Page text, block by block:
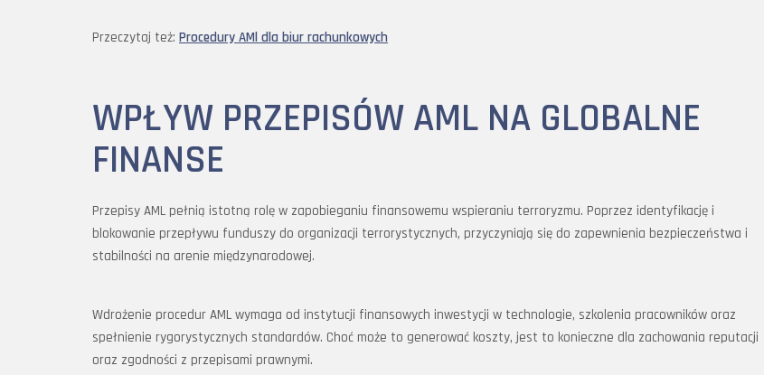
Przeczytaj też: Procedury AMl dla biur rachunkowych
WPŁYW PRZEPISÓW AML NA GLOBALNE
FINANSE
Przepisy AML pełnią istotną rolę w zapobieganiu finansowemu wspieraniu terroryzmu. Poprzez identyfikację i
blokowanie przepływu funduszy do organizacji terrorystycznych, przyczyniają się do zapewnienia bezpieczeństwa i
stabilności na arenie międzynarodowej.
Wdrożenie procedur AML wymaga od instytucji finansowych inwestycji w technologie, szkolenia pracowników oraz
spełnienie rygorystycznych standardów. Choć może to generować koszty, jest to konieczne dla zachowania reputacji
oraz zgodności z przepisami prawnymi.